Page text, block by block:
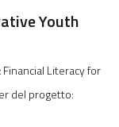
Youth
Literacy for
del progetto: